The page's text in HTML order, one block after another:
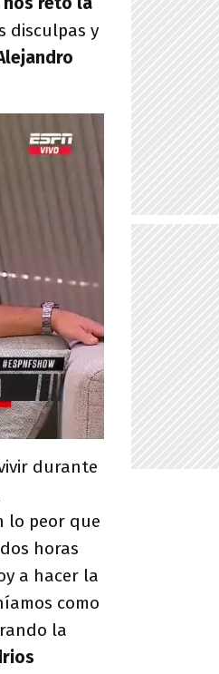
disculpas y
durante
lo peor que
horas
a hacer la
como
la